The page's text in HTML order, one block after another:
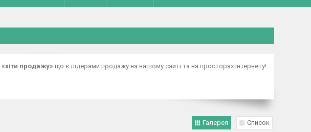
«хіти продажу» що є лідерами продажу на нашому сайті та на просторах інтернету!
Галерея Список